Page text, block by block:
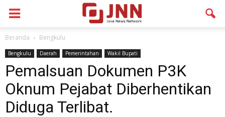
Beranda Bengkulu
Bengkulu Daerah Pemerintahan Wakil Bupati
Pemalsuan Dokumen P3K
Oknum Pejabat Diberhentikan
Diduga Terlibat.